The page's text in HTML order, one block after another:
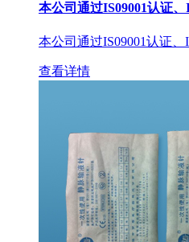
本公司通过IS09001认证
本公司通过IS09001认证、
查看详情